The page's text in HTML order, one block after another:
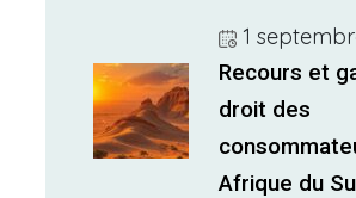
1
Recours et
droit des
Afrique du